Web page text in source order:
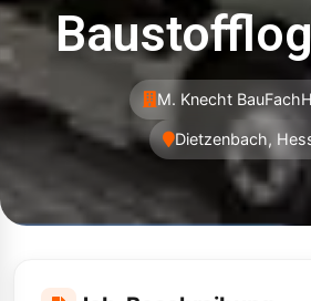
M. Knecht
Dietzenbach,